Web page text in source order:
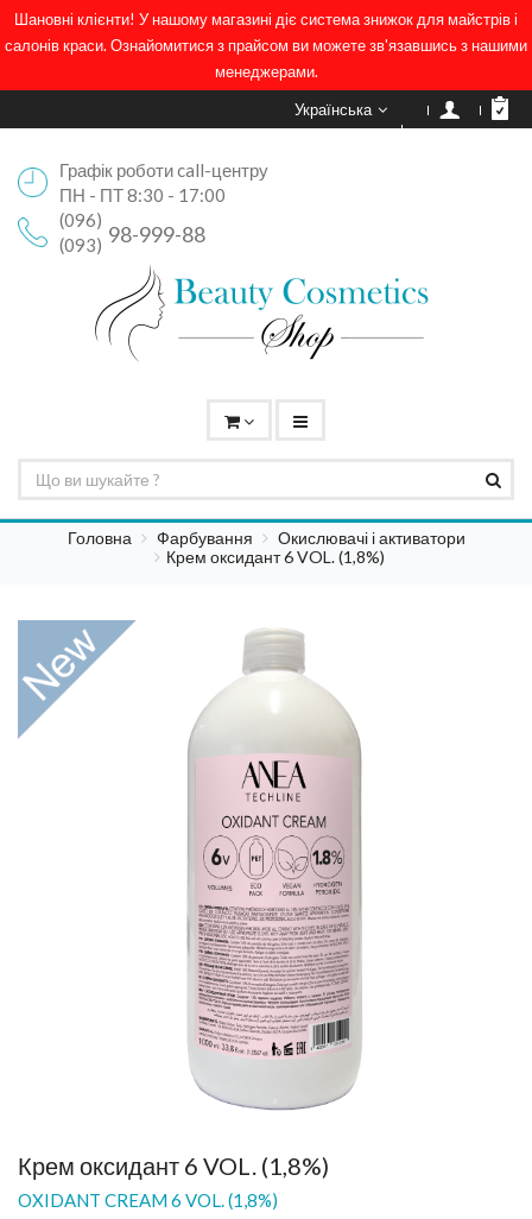
Шановні клієнти! У нашому магазині діє система знижок для майстрів і
салонів краси. Ознайомитися з прайсом ви можете зв'язавшись з нашими
менеджерами.
Українська
Графік роботи call-центру
ПН - ПТ 8:30 - 17:00
(096)
98-999-88
(093)
Головна Фарбування
Окислювачі і активатори
Крем оксидант 6 VOL. (1,8%)
Крем оксидант 6 VOL. (1,8%)
OXIDANT CREAM 6 VOL. (1,8%)